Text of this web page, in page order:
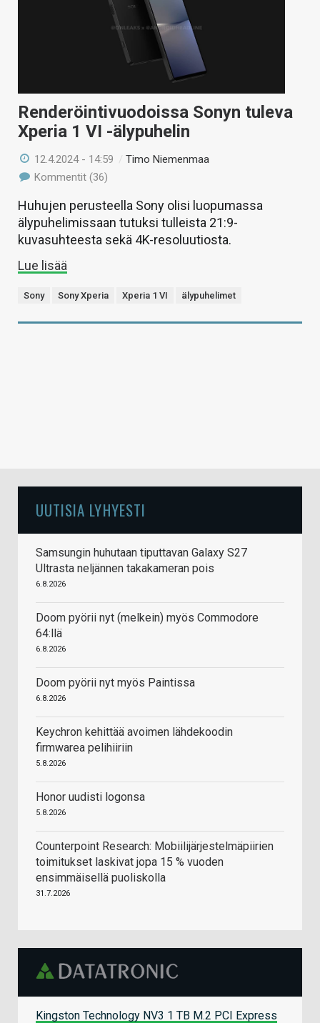
HAKU
Renderöintivuodoissa Sonyn tuleva
Xperia 1 VI -älypuhelin
12.4.2024 - 14:59 /Timo Niemenmaa
Kommentit (36)
Huhujen perusteella Sony olisi luopumassa
älypuhelimissaan tutuksi tulleista 21:9-
kuvasuhteesta sekä 4K-resoluutiosta.
Lue lisää
Sony Sony Xperia Xperia 1 VI älypuhelimet
UUTISIA LYHYESTI
Samsungin huhutaan tiputtavan Galaxy S27
Ultrasta neljännen takakameran pois
6.8.2026
Doom pyörii nyt (melkein) myös Commodore
64:llä
6.8.2026
Doom pyörii nyt myös Paintissa
6.8.2026
Keychron kehittää avoimen lähdekoodin
firmwarea pelihiiriin
5.8.2026
Honor uudisti logonsa
5.8.2026
Counterpoint Research: Mobiilijärjestelmäpiirien
toimitukset laskivat jopa 15 % vuoden
ensimmäisellä puoliskolla
31.7.2026
Kingston Technology NV3 1 TB M.2 PCI Express